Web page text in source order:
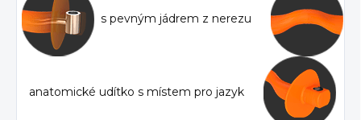
s pevným jádrem z nerezu
anatomické udítko s místem pro jazyk